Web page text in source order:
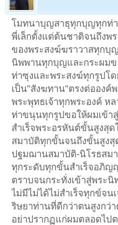
โมทนาบุญสาธุทุกบุญทุกท่
พี่เล็กตั้งแต่ต้นชาติจนถึง
ของพระสงฆ์ฆราวาสทุกบุ
นิพพานทุกบุญและกระผม
ท่าซุงและพระสงฆ์ทุกรูปโ
เป็น"สังฆทาน"ตรงต่อองค์
พระพุทธเจ้าทุกพระองค์ ห
ท่าขนุนทุกรูปขอให้ผมเข้า
สำเร็จพระอรหันต์ขั้นสูงสุ
สมาบัติทุกขั้นจนถึงขั้นสูงสุ
ปฐมฌานสมาบัติ-นิโรธสม
ทุกระดับทุกขั้นสำเร็จอภิญ
ตราบจนกระทั่งเข้าสู่พระ
ไม่มีไม่ได้ไม่สำเร็จทุกข์จ
ริษยาท่านที่ดีกว่าตนสูงกว่
อย่าปรากฏแก่ผมตลอดไป